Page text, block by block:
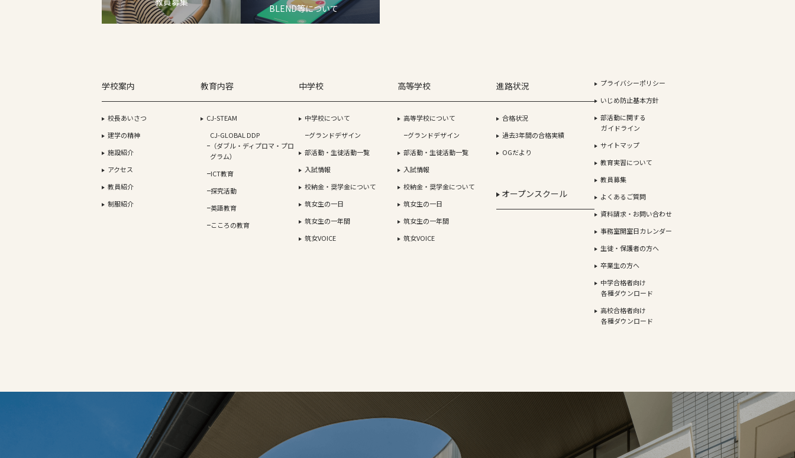
BLEND等について
学校案内
校長あいさつ
建学の精神
施設紹介
アクセス
教員紹介
制服紹介
教育内容
CJ-STEAM
CJ-GLOBAL DDP
（ダブル・ディプロマ・プロ
グラム）
ICT教育
探究活動
英語教育
こころの教育
中学校
中学校について
グランドデザイン
部活動・生徒活動一覧
入試情報
校納金・奨学金について
筑女生の一日
筑女生の一年間
筑女VOICE
高等学校
高等学校について
グランドデザイン
部活動・生徒活動一覧
入試情報
校納金・奨学金について
筑女生の一日
筑女生の一年間
筑女VOICE
進路状況
合格状況
過去3年間の合格実績
OGだより
オープンスクール
プライバシーポリシー
いじめ防止基本方針
部活動に関する
ガイドライン
サイトマップ
教育実習について
教員募集
よくあるご質問
資料請求・お問い合わせ
事務室開室日カレンダー
生徒・保護者の方へ
卒業生の方へ
中学合格者向け
各種ダウンロード
高校合格者向け
各種ダウンロード